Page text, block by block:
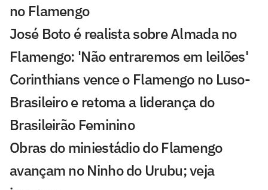
no Flamengo
José Boto é realista sobre Almada no
Flamengo: 'Não entraremos em leilões'
Corinthians vence o Flamengo no Luso-
Brasileiro e retoma a liderança do
Brasileirão Feminino
Obras do miniestádio do Flamengo
avançam no Ninho do Urubu; veja